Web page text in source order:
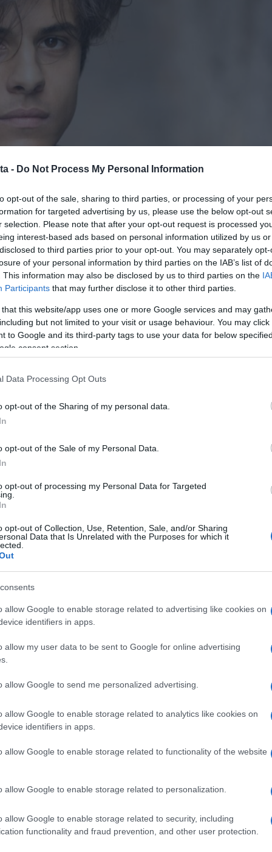
- Do Not Process My Personal Information
opt-out of the sale, sharing to third parties, or processing of your
for targeted advertising by us, please use the below opt-out
selection. Please note that after your opt-out request is processed
interest-based ads based on personal information utilized by us
to third parties prior to your opt-out. You may separately
of your personal information by third parties on the IAB’s list of
This information may also be disclosed by us to third parties on the
Participants that may further disclose it to other third parties.
that this website/app uses one or more Google services and may
but not limited to your visit or usage behaviour. You may
to Google and its third-party tags to use your data for below
consent section.
Data Processing Opt Outs
opt-out of the Sharing of my personal data.
opt-out of the Sale of my Personal Data.
opt-out of processing my Personal Data for Targeted
opt-out of Collection, Use, Retention, Sale, and/or Sharing
Data that Is Unrelated with the Purposes for which it
allow Google to enable storage related to advertising like cookies on
identifiers in apps.
allow my user data to be sent to Google for online advertising
allow Google to send me personalized advertising.
allow Google to enable storage related to analytics like cookies on
identifiers in apps.
allow Google to enable storage related to functionality of the website
allow Google to enable storage related to personalization.
allow Google to enable storage related to security, including
functionality and fraud prevention, and other user protection.
ci sono state “alcune criticità sotto il profilo
di Vergato, ma
momenti, l’adeguatezza dei processi clinici e
disposto dall’Ausl di Bolognaper ricostruire la
fulminante.
di Vergato nel pomeriggio del 2
e il successivo ricovero presso la
a partire dal 3 giugno. L’audit,
disponibili e delle testimonianze dei
alcune criticità sotto il profilo
di Vergato, ma non di particolare
l’adeguatezza dei processi clinici e
è a disposizione dell’autorità
concorrente di Amici è morto a 28 anni
sintomi, le cause e le cure